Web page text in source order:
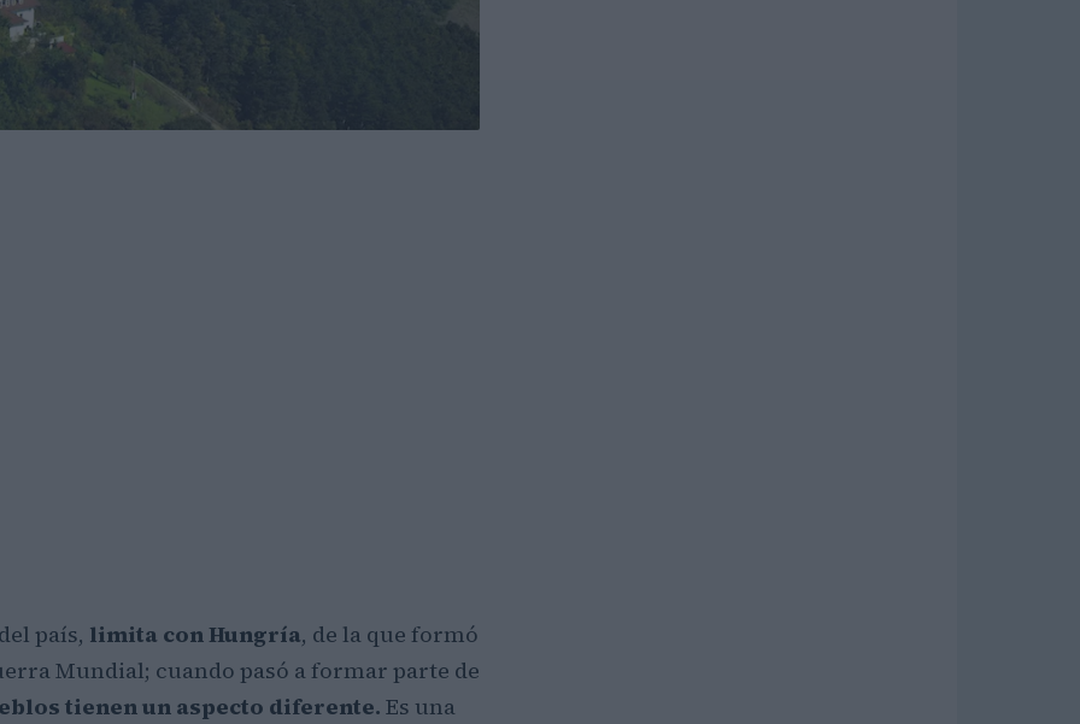
país, limita con Hungría, de la que formó
Mundial; cuando pasó a formar parte de
tienen un aspecto diferente. Es una